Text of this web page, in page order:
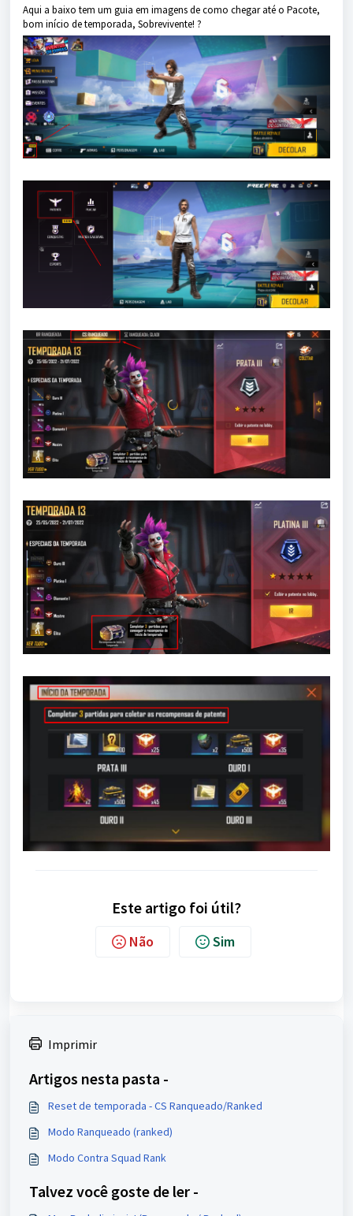
Aqui a baixo tem um guia em imagens de como chegar até o Pacote,
bom início de temporada, Sobrevivente! ?
Este artigo foi útil?
Não Sim
Imprimir
Artigos nesta pasta -
Reset de temporada - CS Ranqueado/Ranked
Modo Ranqueado (ranked)
Modo Contra Squad Rank
Talvez você goste de ler -